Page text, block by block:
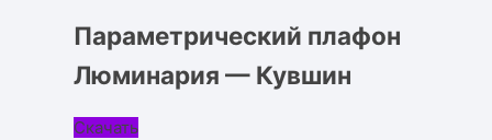
Параметрический плафон
Люминария — Кувшин
Скачать